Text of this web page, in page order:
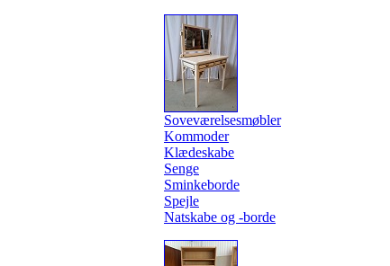
Soveværelsesmøbler
Kommoder
Klædeskabe
Senge
Sminkeborde
Spejle
Natskabe og -borde